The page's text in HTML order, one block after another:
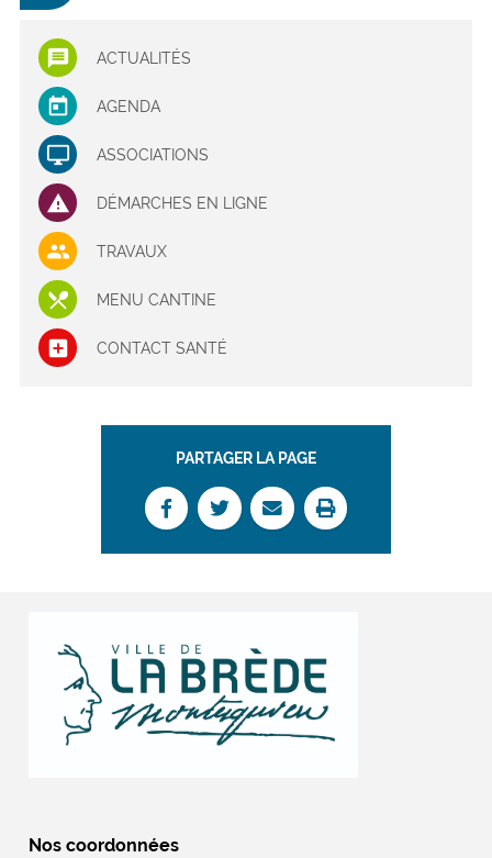
ACTUALITÉS
AGENDA
ASSOCIATIONS
DÉMARCHES EN LIGNE
TRAVAUX
MENU CANTINE
CONTACT SANTÉ
PARTAGER LA PAGE
Nos coordonnées